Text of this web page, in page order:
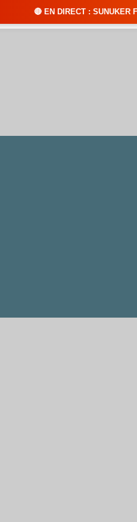
: SUNUKER FM • Cliquez